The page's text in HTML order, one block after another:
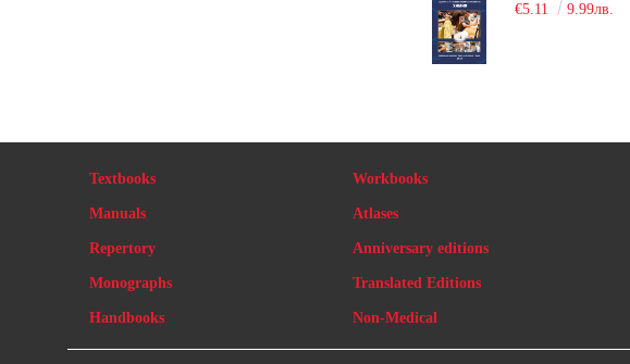
€5.11 9.99лв.
Textbooks
Manuals
Repertory
Monographs
Handbooks
Workbooks
Atlases
Anniversary editions
Translated Editions
Non-Medical